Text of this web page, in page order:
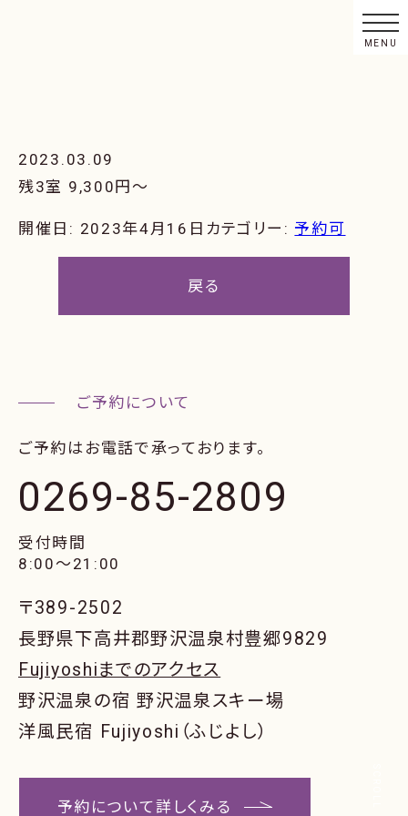
2023.03.09
残3室 9,300円〜
開催日: 2023年4月16日 カテゴリー: 予約可
戻る
ご予約はお電話で承っております。
0269-85-2809
受付時間
8:00〜21:00
〒389-2502
長野県下高井郡野沢温泉村豊郷9829
Fujiyoshiまでのアクセス
野沢温泉の宿 野沢温泉スキー場
洋風民宿 Fujiyoshi（ふじよし）
予約について詳しくみる